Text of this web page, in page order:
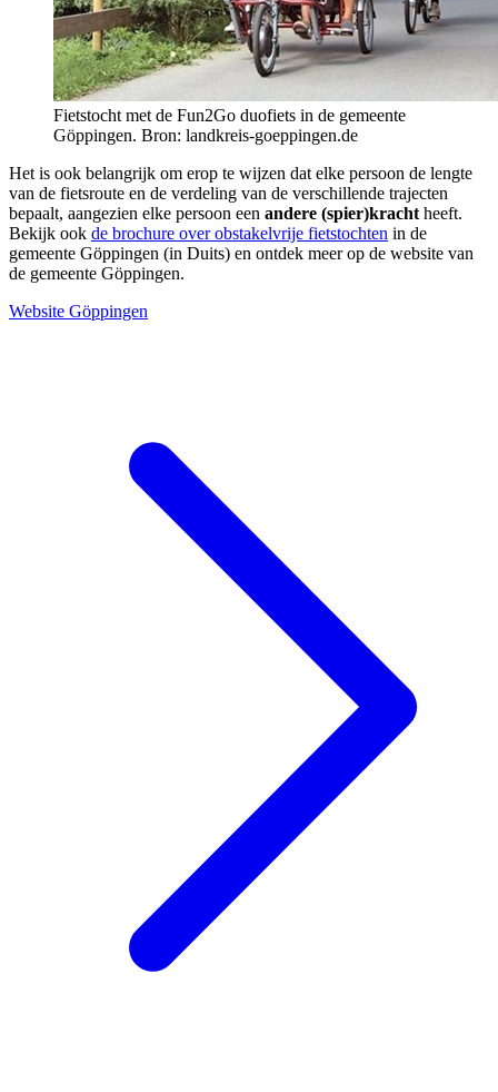
Fietstocht met de Fun2Go duofiets in de gemeente
Göppingen. Bron: landkreis-goeppingen.de
Het is ook belangrijk om erop te wijzen dat elke persoon de lengte
van de fietsroute en de verdeling van de verschillende trajecten
bepaalt, aangezien elke persoon een andere (spier)kracht heeft.
Bekijk ook de brochure over obstakelvrije fietstochten in de
gemeente Göppingen (in Duits) en ontdek meer op de website van
de gemeente Göppingen.
Website Göppingen